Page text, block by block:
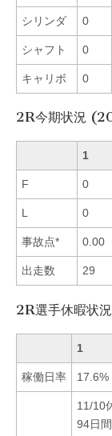
シリンダ 0
シャフト 0
キャリボ 0
2R今期状況
1
F 0
L 0
事故点* 0.00
出走数 29
2R選手休暇状
1
稼働日率 17.6%
11/10
94日間